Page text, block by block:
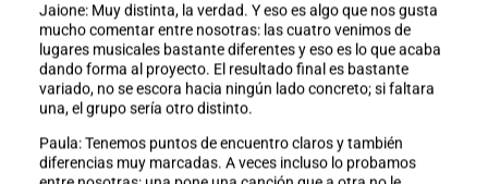
Jaione: Muy distinta, la verdad. Y eso es algo que nos gusta
mucho comentar entre nosotras: las cuatro venimos de
lugares musicales bastante diferentes y eso es lo que acaba
dando forma al proyecto. El resultado final es bastante
variado, no se escora hacia ningún lado concreto; si faltara
una, el grupo sería otro distinto.
Paula: Tenemos puntos de encuentro claros y también
diferencias muy marcadas. A veces incluso lo probamos